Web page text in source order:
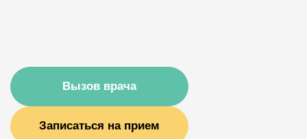
Вызов врача
Записаться на прием